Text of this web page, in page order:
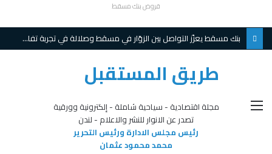
قروض بنك مسقط
بنك مسقط يعزّز التواصل بين الزوّار في مسقط وصلالة في تجربة تفاعلية مبتكرة ويواصل تقديم عروض حصريّة خلال موسم الخريف
طريق المستقبل
مجلة اقتصادية - سياحية شاملة - إلكترونية وورقية
تصدر عن الانوار للنشر والاعلام - لندن
رئيس مجلس الادارة ورئيس التحرير
محمد محمود عثمان
القائمة